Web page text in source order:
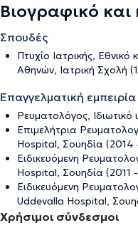
Βιογραφικό και
Σπουδές
Πτυχίο Ιατρικής,
Αθηνών, Ιατρική Σχολή
Επαγγελματική εμπειρία
Ρευματολόγος,
Επιμελήτρια
Hospital, Σουηδία (2014
Ειδικευόμενη
Hospital, Σουηδία (2011
Ειδικευόμενη
Uddevalla Hospital,
Χρήσιμοι σύνδεσμοι